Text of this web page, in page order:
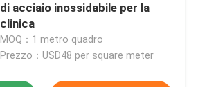
di acciaio inossidabile per la
clinica
MOQ：1 metro quadro
Prezzo：USD48 per square meter